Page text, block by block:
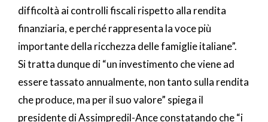
difficoltà ai controlli fiscali rispetto alla rendita
finanziaria, e perché rappresenta la voce più
importante della ricchezza delle famiglie italiane”.
Si tratta dunque di “un investimento che viene ad
essere tassato annualmente, non tanto sulla rendita
che produce, ma per il suo valore” spiega il
presidente di Assimpredil-Ance constatando che “i